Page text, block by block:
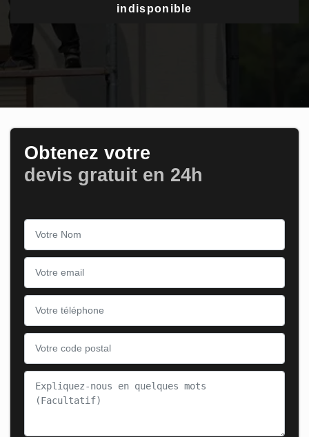
indisponible
Obtenez votre
devis gratuit en 24h